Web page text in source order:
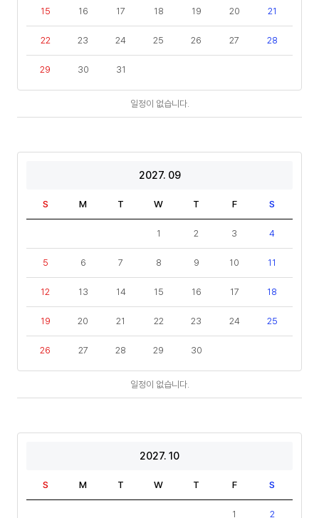
15 16 17 18 19 20 21
22 23 24 25 26 27 28
29 30 31
일정이 없습니다.
2027. 09
S M T W T F S
1 2 3 4
5 6 7 8 9 10 11
12 13 14 15 16 17 18
19 20 21 22 23 24 25
26 27 28 29 30
일정이 없습니다.
2027. 10
S M T W T F S
1 2